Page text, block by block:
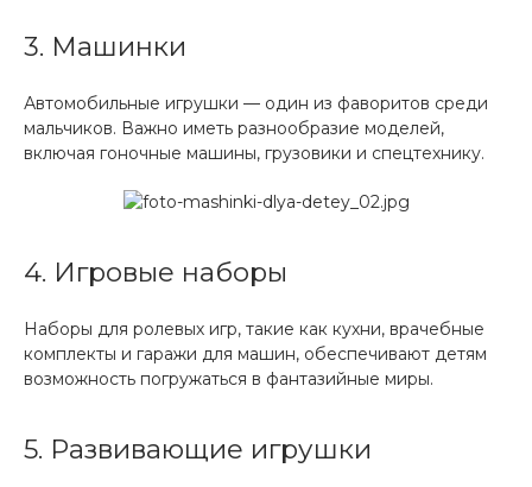
3. Машинки
Автомобильные игрушки — один из фаворитов среди
мальчиков. Важно иметь разнообразие моделей,
включая гоночные машины, грузовики и спецтехнику.
4. Игровые наборы
Наборы для ролевых игр, такие как кухни, врачебные
комплекты и гаражи для машин, обеспечивают детям
возможность погружаться в фантазийные миры.
5. Развивающие игрушки